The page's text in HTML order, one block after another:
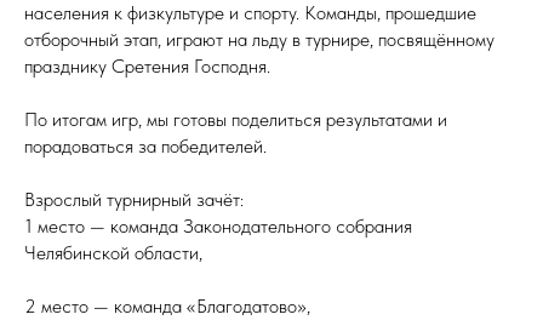
населения к физкультуре и спорту. Команды, прошедшие
отборочный этап, играют на льду в турнире, посвящённому
празднику Сретения Господня.
По итогам игр, мы готовы поделиться результатами и
порадоваться за победителей.
Взрослый турнирный зачёт:
1 место — команда Законодательного собрания
Челябинской области,
2 место — команда «Благодатово»,